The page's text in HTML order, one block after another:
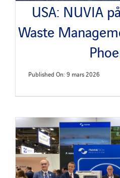
USA: NUVIA
Waste
Published On: 9 mars 2026